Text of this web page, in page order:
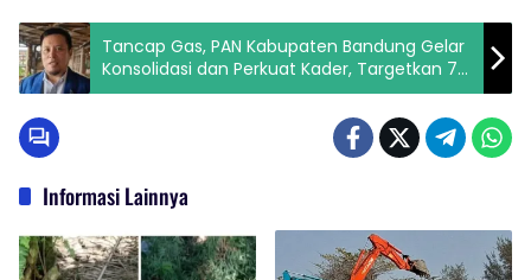
Tancap Gas, PAN Kabupaten Bandung Gelar
Konsolidasi dan Perkuat Kader, Targetkan 7
Kursi DPRD
Informasi Lainnya